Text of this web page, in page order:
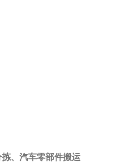
、汽车零部件搬运